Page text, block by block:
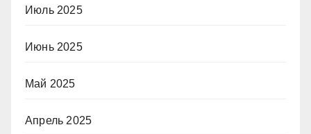
Июль 2025
Июнь 2025
Май 2025
Апрель 2025